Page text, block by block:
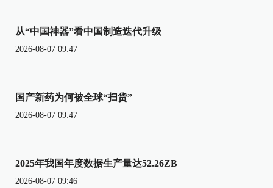
从“中国神器”看中国制造迭代升级
2026-08-07 09:47
国产新药为何被全球“扫货”
2026-08-07 09:47
2025年我国年度数据生产量达52.26ZB
2026-08-07 09:46